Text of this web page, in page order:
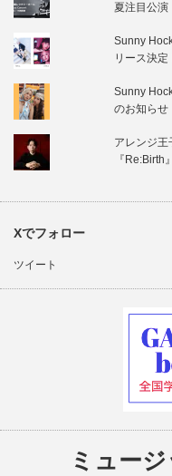
夏注目公演
Sunny
リース決定
Sunny
のお知らせ
アレンジ
『Re:Birth
Xでフォロー
ツイート
ミュー